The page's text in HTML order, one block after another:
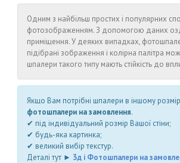
Одним з найбільш простих і популярних
фотозображенням. З допомогою даних
приміщення. У деяких випадках,
підібрані зображення і колірна палітра
шпалери такого типу мають стійкість до
Якщо Вам потрібні шпалери в іншому
фотошпалери на замовлення.
✔ під індивідуальний розмір Вашої стіни;
✔ будь-яка картинка;
✔ великий вибір текстур.
Деталі тут ► 3д і Фотошпалери на